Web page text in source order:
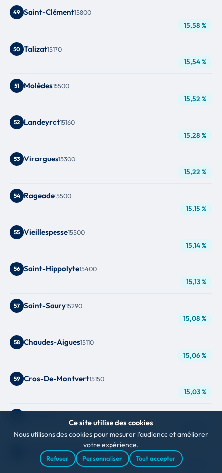
49 Saint-Clément15800
15,58 %
50 Talizat15170
15,54 %
51 Molèdes15500
15,52 %
52 Landeyrat15160
15,28 %
53 Virargues15300
15,22 %
54 Rageade15500
15,15 %
55 Vieillespesse15500
15,14 %
56 Saint-Hippolyte15400
15,13 %
57 Saint-Saury15290
15,08 %
58 Chaudes-Aigues15110
15,06 %
59 Cros-De-Montvert15150
15,03 %
Saint-Santin-Cantalès15150
Ce site utilise des cookies
Nous utilisons des cookies pour mesurer l'audience et améliorer
votre expérience.
Refuser Personnaliser Tout accepter